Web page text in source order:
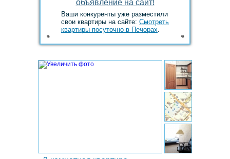
Ваши конкуренты уже разместили
свои квартиры на сайте: Смотреть
квартиры посуточно в Печорах.